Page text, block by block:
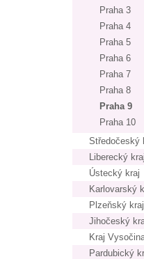
Praha 3
Praha 4
Praha 5
Praha 6
Praha 7
Praha 8
Praha 9
Praha 10
Středočeský
Liberecký kraj
Ústecký kraj
Karlovarský
Plzeňský kraj
Jihočeský
Kraj
Pardubický